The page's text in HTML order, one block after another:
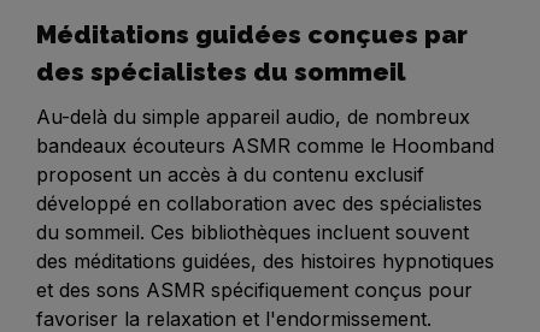
Méditations guidées conçues par
des spécialistes du sommeil
Au-delà du simple appareil audio, de nombreux
bandeaux écouteurs ASMR comme le Hoomband
proposent un accès à du contenu exclusif
développé en collaboration avec des spécialistes
du sommeil. Ces bibliothèques incluent souvent
des méditations guidées, des histoires hypnotiques
et des sons ASMR spécifiquement conçus pour
favoriser la relaxation et l'endormissement.